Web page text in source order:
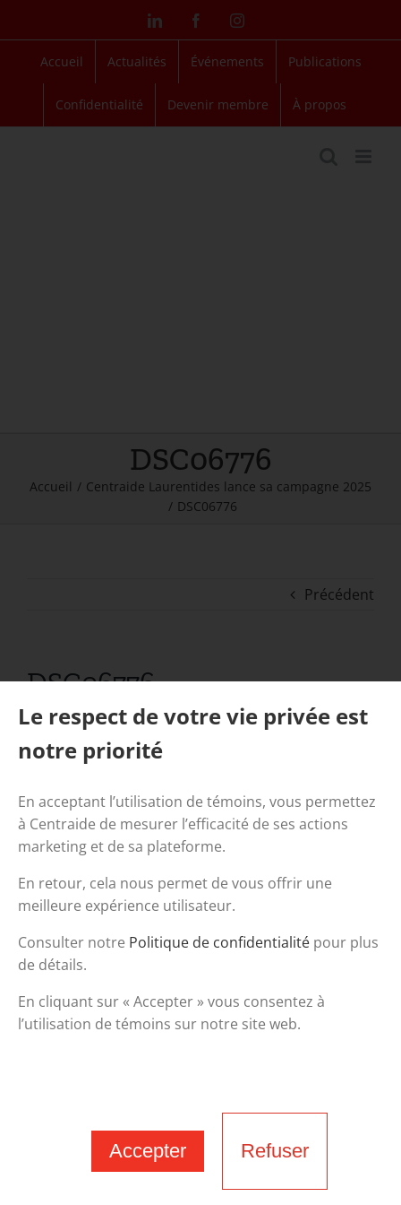
contenu
LinkedIn FacebookInstagram
Accueil Actualités Événements Publications
Confidentialité Devenir membre À propos
DSC06776
Accueil / Centraide Laurentides lance sa campagne 2025
/ DSC06776
Précédent
DSC06776
Le respect de votre vie privée est
notre priorité
En acceptant l’utilisation de témoins, vous permettez
à Centraide de mesurer l’efficacité de ses actions
marketing et de sa plateforme.
En retour, cela nous permet de vous offrir une
meilleure expérience utilisateur.
Consulter notre Politique de confidentialité pour plus
de détails.
En cliquant sur « Accepter » vous consentez à
l’utilisation de témoins sur notre site web.
Accepter Refuser